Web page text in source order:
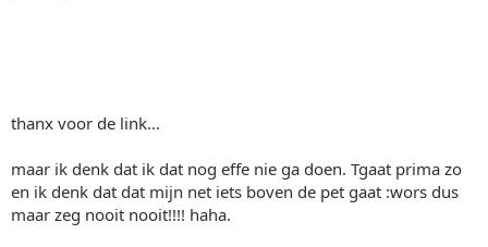
thanx voor de link...
maar ik denk dat ik dat nog effe nie ga doen. Tgaat prima zo
en ik denk dat dat mijn net iets boven de pet gaat :wors dus
maar zeg nooit nooit!!!! haha.